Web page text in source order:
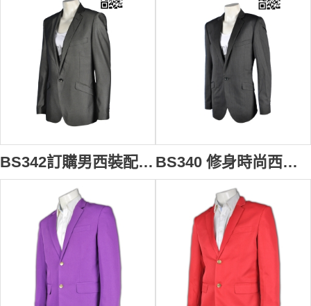
BS342訂購男西裝配搭 訂做男西裝外套 西裝褸 袖長 男西裝 brand 訂造男性西裝 西裝外套專門店 BS340 修身時尚西裝 訂做男西裝外套 西裝外套搭配 團體行政西裝 西裝褸 袖長 西裝款式設計 男西裝 brand 公司西裝專門店